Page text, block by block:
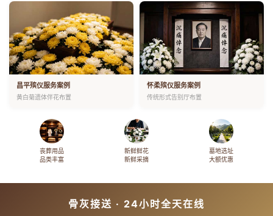
昌平殡仪服务案例
黄白菊遗体伴花布置
怀柔殡仪服务案例
传统形式告别厅布置
丧葬用品
品类丰富
新鲜鲜花
新鲜采摘
墓地选址
大额优惠
骨灰接送 · 24小时全天在线